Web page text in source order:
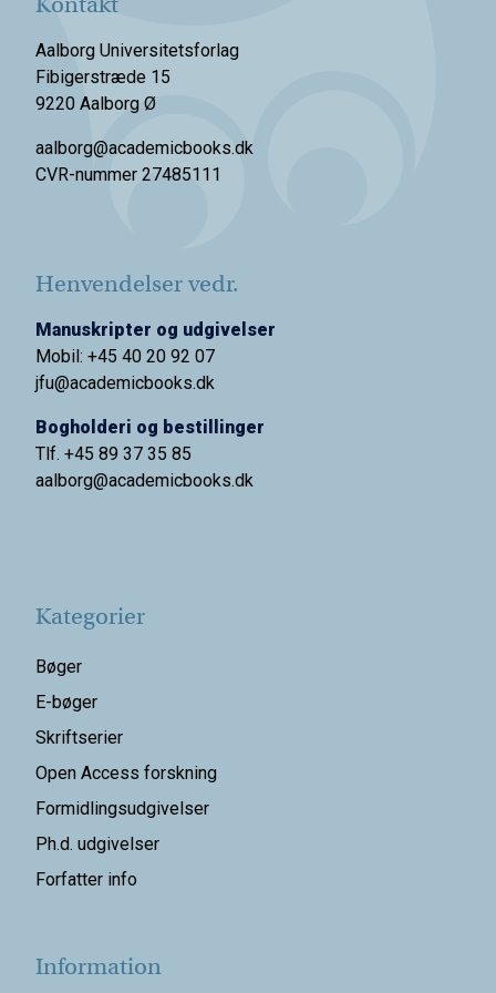
Aalborg Universitetsforlag
Fibigerstræde 15
9220 Aalborg Ø
aalborg@academicbooks.dk
CVR-nummer 27485111
Henvendelser vedr.
Manuskripter og udgivelser
Mobil: +45 40 20 92 07
jfu@academicbooks.dk
Bogholderi og bestillinger
Tlf. +45 89 37 35 85
aalborg@academicbooks.dk
Kategorier
Bøger
E-bøger
Skriftserier
Open Access forskning
Formidlingsudgivelser
Ph.d. udgivelser
Forfatter info
Information